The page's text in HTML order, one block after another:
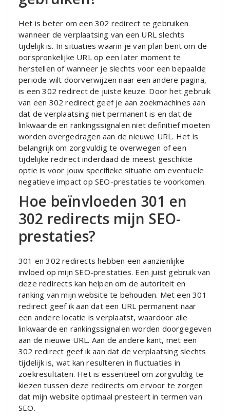
Het is beter om een 302 redirect te gebruiken
wanneer de verplaatsing van een URL slechts
tijdelijk is. In situaties waarin je van plan bent om de
oorspronkelijke URL op een later moment te
herstellen of wanneer je slechts voor een bepaalde
periode wilt doorverwijzen naar een andere pagina,
is een 302 redirect de juiste keuze. Door het gebruik
van een 302 redirect geef je aan zoekmachines aan
dat de verplaatsing niet permanent is en dat de
linkwaarde en rankingssignalen niet definitief moeten
worden overgedragen aan de nieuwe URL. Het is
belangrijk om zorgvuldig te overwegen of een
tijdelijke redirect inderdaad de meest geschikte
optie is voor jouw specifieke situatie om eventuele
negatieve impact op SEO-prestaties te voorkomen.
Hoe beïnvloeden 301 en
302 redirects mijn SEO-
prestaties?
301 en 302 redirects hebben een aanzienlijke
invloed op mijn SEO-prestaties. Een juist gebruik van
deze redirects kan helpen om de autoriteit en
ranking van mijn website te behouden. Met een 301
redirect geef ik aan dat een URL permanent naar
een andere locatie is verplaatst, waardoor alle
linkwaarde en rankingssignalen worden doorgegeven
aan de nieuwe URL. Aan de andere kant, met een
302 redirect geef ik aan dat de verplaatsing slechts
tijdelijk is, wat kan resulteren in fluctuaties in
zoekresultaten. Het is essentieel om zorgvuldig te
kiezen tussen deze redirects om ervoor te zorgen
dat mijn website optimaal presteert in termen van
SEO.